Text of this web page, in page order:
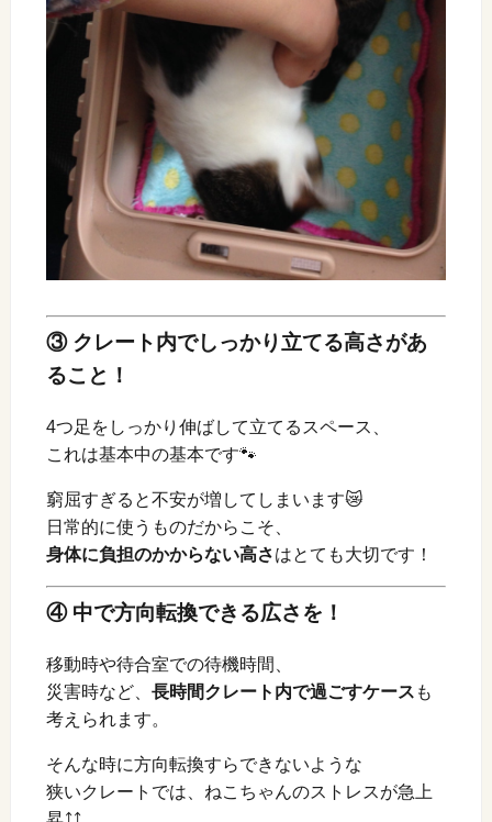
③ クレート内でしっかり立てる高さがあ
ること！
4つ足をしっかり伸ばして立てるスペース、
これは基本中の基本です🐾
窮屈すぎると不安が増してしまいます😿
日常的に使うものだからこそ、
身体に負担のかからない高さはとても大切です！
④ 中で方向転換できる広さを！
移動時や待合室での待機時間、
災害時など、 長時間クレート内で過ごすケース も
考えられます。
そんな時に方向転換すらできないような
狭いクレートでは、ねこちゃんのストレスが急上